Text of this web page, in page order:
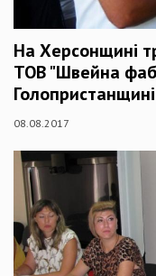
На Херсонщині
ТОВ "Швейна
Голопристанщині
08.08.2017